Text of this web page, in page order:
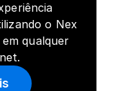
o Nex
qualquer